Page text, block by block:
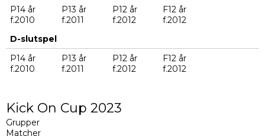
P14 år
f.2010
P13 år
f.2011
P12 år
f.2012
F12 år
f.2012
D-slutspel
P14 år
f.2010
P13 år
f.2011
P12 år
f.2012
F12 år
f.2012
Kick On Cup 2023
Grupper
Matcher